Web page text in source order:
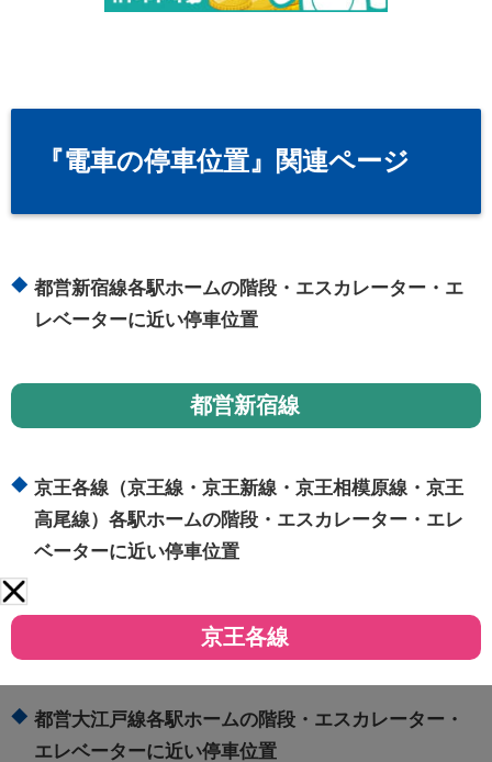
『電車の停車位置』関連ページ
都営新宿線各駅ホームの階段・エスカレーター・エ
レベーターに近い停車位置
都営新宿線
京王各線（京王線・京王新線・京王相模原線・京王
高尾線）各駅ホームの階段・エスカレーター・エレ
ベーターに近い停車位置
京王各線
都営大江戸線各駅ホームの階段・エスカレーター・
エレベーターに近い停車位置